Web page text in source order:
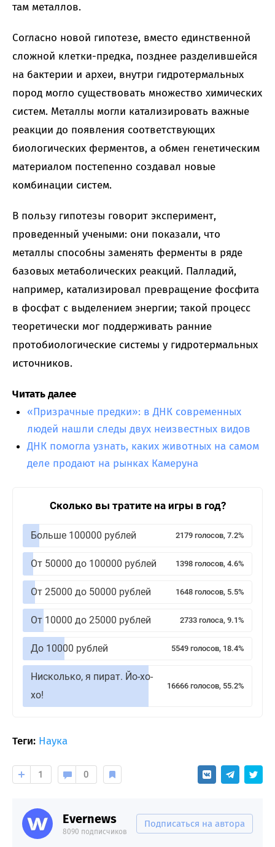
там металлов.
Согласно новой гипотезе, вместо единственной
сложной клетки-предка, позднее разделившейся
на бактерии и археи, внутри гидротермальных
пород могло существовать множество химических
систем. Металлы могли катализировать важные
реакции до появления соответствующих
биологических ферментов, а обмен генетическим
материалом постепенно создавал новые
комбинации систем.
В пользу гипотезы говорит эксперимент,
проведенный учеными: они показали, что
металлы способны заменять ферменты в ряде
базовых метаболических реакций. Палладий,
например, катализировал превращение фосфита
в фосфат с выделением энергии; такой процесс
теоретически мог поддерживать ранние
протобиологические системы у гидротермальных
источников.
Читать далее
«Призрачные предки»: в ДНК современных
людей нашли следы двух неизвестных видов
ДНК помогла узнать, каких животных на самом
деле продают на рынках Камеруна
Сколько вы тратите на игры в год?
Больше 100000 рублей 2179 голосов, 7.2%
От 50000 до 100000 рублей 1398 голосов, 4.6%
От 25000 до 50000 рублей 1648 голосов, 5.5%
От 10000 до 25000 рублей 2733 голоса, 9.1%
До 10000 рублей 5549 голосов, 18.4%
Нисколько, я пират. Йо-хо-
хо!
16666 голосов, 55.2%
Теги: Наука
1 0
Evernews
8090 подписчиков
Подписаться на автора